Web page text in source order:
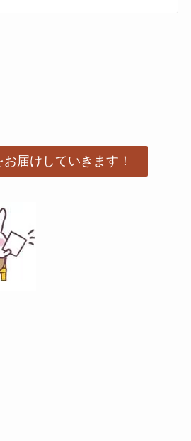
届けしていきます！